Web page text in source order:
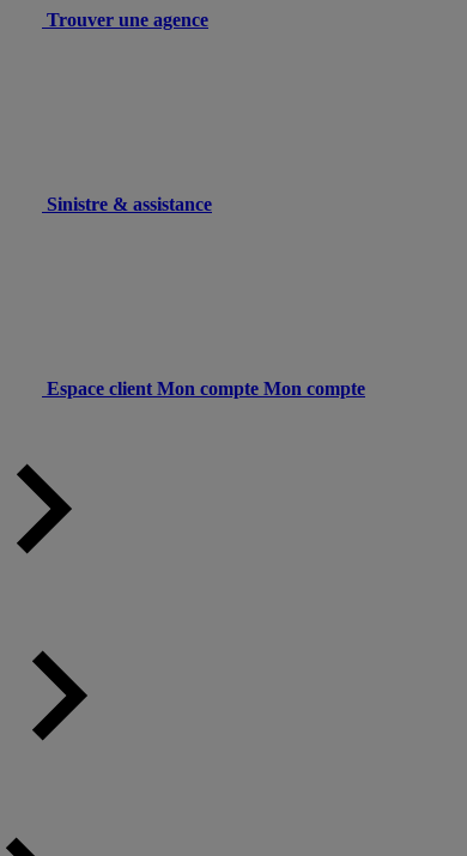
Trouver une agence
Sinistre & assistance
Espace client Mon compte Mon compte